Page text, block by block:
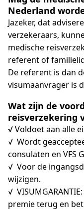
Nederland
Jazeker, dat
verzekeraars,
medische
referent of
De referent is dan
visumaanvrager is
Wat zijn de
reisverzekering
√ Voldoet aan alle
√ Wordt
consulaten en VFS
√ Voor de
wijzigen.
√
premie terug en